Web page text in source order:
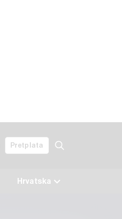
Pretplata
Hrvatska